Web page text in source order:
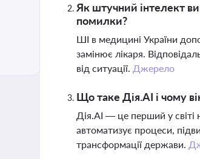
Як штучний інтелект
помилки?
ШІ в медицині України
замінює лікаря.
від ситуації. Джерело
Що таке Дія.AI і чому
Дія.AI — це перший у світі
автоматизує процеси,
трансформації держави.